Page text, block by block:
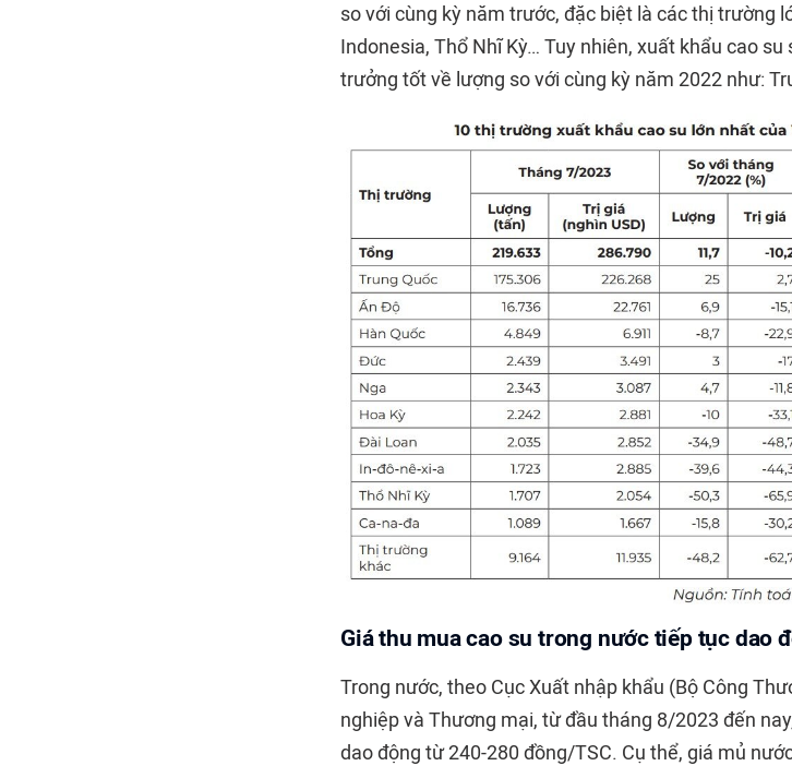
so với cùng kỳ năm trước, đặc biệt là các thị trường
Indonesia, Thổ Nhĩ Kỳ… Tuy nhiên, xuất khẩu cao
trưởng tốt về lượng so với cùng kỳ năm 2022 như:
Giá thu mua cao su trong nước tiếp tục dao
Trong nước, theo Cục Xuất nhập khẩu (Bộ Công
nghiệp và Thương mại, từ đầu tháng 8/2023 đến
dao động từ 240-280 đồng/TSC. Cụ thể, giá mủ